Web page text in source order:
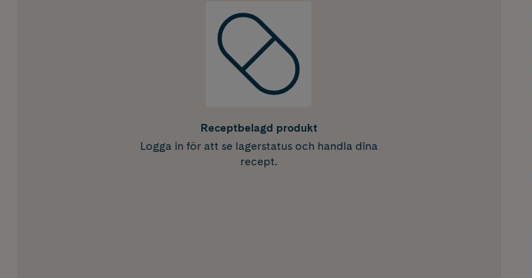
Receptbelagd produkt
Logga in för att se lagerstatus och handla dina
recept.